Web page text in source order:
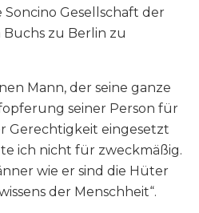
Soncino Gesellschaft der
zu Berlin zu
Mann, der seine ganze
seiner Person für
Gerechtigkeit eingesetzt
ich nicht für zweckmäßig.
wie er sind die Hüter
der Menschheit“.